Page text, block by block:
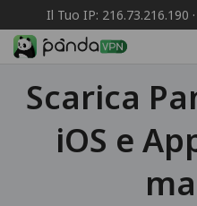
Il Tuo IP: 216.73.216.190
Scarica
iOS e